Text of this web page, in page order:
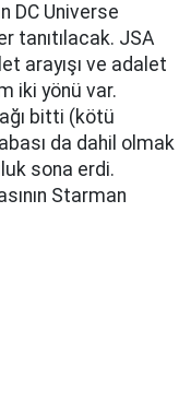
DC Universe
tanıtılacak. JSA
arayışı ve adalet
iki yönü var.
bitti (kötü
da dahil olmak
sona erdi.
Starman